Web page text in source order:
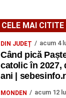
CELE MAI
DIN JUDEȚ acum 4
Când pică
catolic în 2027,
ani |
MONDEN acum 12